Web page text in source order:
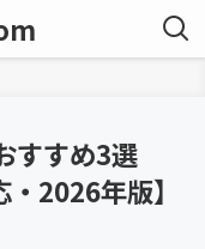
すすめ3選
2026年版】